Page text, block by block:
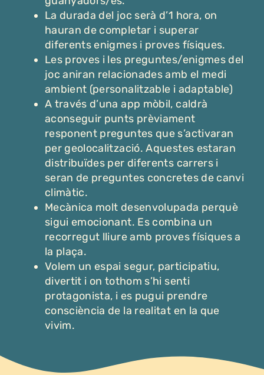
La durada del joc serà d’1 hora, on
hauran de completar i superar
diferents enigmes i proves físiques.
Les proves i les preguntes/enigmes del
joc aniran relacionades amb el medi
ambient (personalitzable i adaptable)
A través d’una app mòbil, caldrà
aconseguir punts prèviament
responent preguntes que s’activaran
per geolocalització. Aquestes estaran
distribuïdes per diferents carrers i
seran de preguntes concretes de canvi
climàtic.
Mecànica molt desenvolupada perquè
sigui emocionant. Es combina un
recorregut lliure amb proves físiques a
la plaça.
Volem un espai segur, participatiu,
divertit i on tothom s’hi senti
protagonista, i es pugui prendre
consciència de la realitat en la que
vivim.